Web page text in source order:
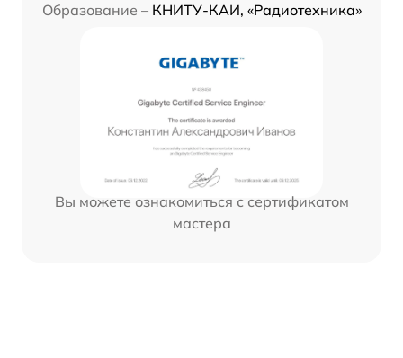
Образование – КНИТУ-КАИ, «Радиотехника»
Вы можете ознакомиться с сертификатом
мастера